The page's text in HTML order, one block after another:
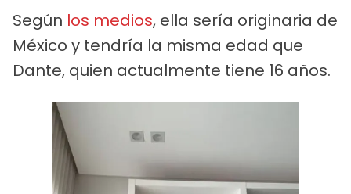
Según los medios, ella sería originaria de
México y tendría la misma edad que
Dante, quien actualmente tiene 16 años.